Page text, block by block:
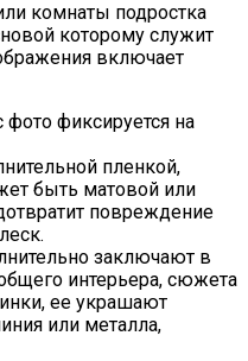
комнаты подростка
которому служит
включает
фиксируется на
пленкой,
быть матовой или
повреждение
заключают в
интерьера, сюжета
ее украшают
или металла,